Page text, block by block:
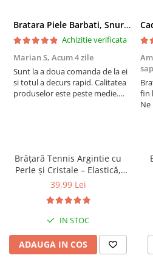
Poți personaliza culorile și
potrivi perfect cu
pregătită să fie oferită
Garanție și
Bratara Piele Barbati, Snur Impletit si Inox Negru Cromat
Achizitie verificata
Marian S, Acum 4 zile
Sunt la a doua comanda de la ei
si totul a decurs rapid. Calitatea
produselor este peste medie.
fin
Ne
Brățară Tennis Argintie cu
Perle și Cristale – Elastică,
Damă, Cadou
39,99 Lei
IN STOC
ADAUGA IN COS